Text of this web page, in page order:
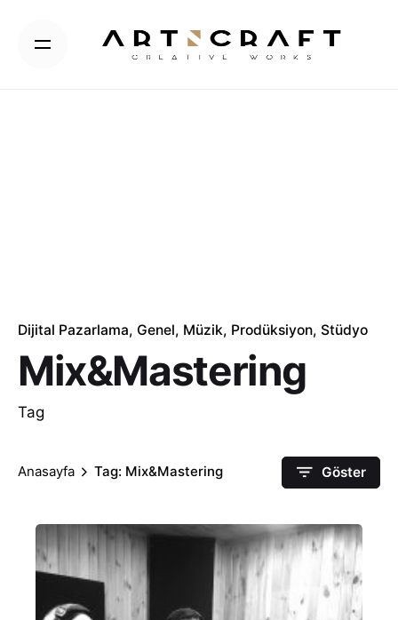
content
Dijital Pazarlama Genel Müzik Prodüksiyon Stüdyo
Mix&Mastering
Tag
Anasayfa Tag: Mix&Mastering Göster